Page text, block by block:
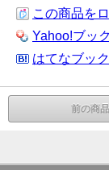
この商品を
Yahoo!ブッ
はてなブッ
前の商